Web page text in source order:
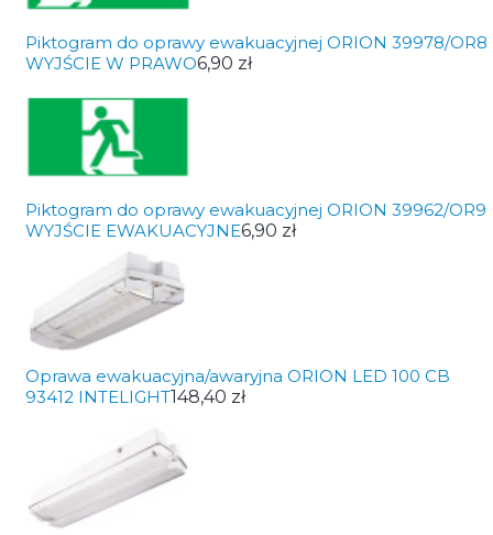
Piktogram do oprawy ewakuacyjnej ORION 39978/OR8
WYJŚCIE W PRAWO6,90 zł
Piktogram do oprawy ewakuacyjnej ORION 39962/OR9
WYJŚCIE EWAKUACYJNE6,90 zł
Oprawa ewakuacyjna/awaryjna ORION LED 100 CB
93412 INTELIGHT148,40 zł